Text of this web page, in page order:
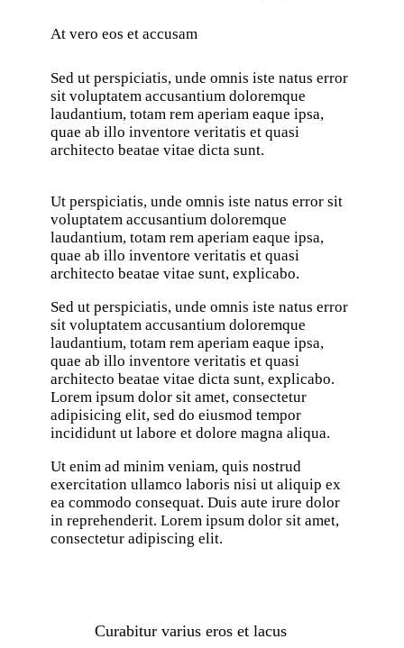
At vero eos et accusam
Sed ut perspiciatis, unde omnis iste natus error
sit voluptatem accusantium doloremque
laudantium, totam rem aperiam eaque ipsa,
quae ab illo inventore veritatis et quasi
architecto beatae vitae dicta sunt.
Ut perspiciatis, unde omnis iste natus error sit
voluptatem accusantium doloremque
laudantium, totam rem aperiam eaque ipsa,
quae ab illo inventore veritatis et quasi
architecto beatae vitae sunt, explicabo.
Sed ut perspiciatis, unde omnis iste natus error
sit voluptatem accusantium doloremque
laudantium, totam rem aperiam eaque ipsa,
quae ab illo inventore veritatis et quasi
architecto beatae vitae dicta sunt, explicabo.
Lorem ipsum dolor sit amet, consectetur
adipisicing elit, sed do eiusmod tempor
incididunt ut labore et dolore magna aliqua.
Ut enim ad minim veniam, quis nostrud
exercitation ullamco laboris nisi ut aliquip ex
ea commodo consequat. Duis aute irure dolor
in reprehenderit. Lorem ipsum dolor sit amet,
consectetur adipiscing elit.
Curabitur varius eros et lacus